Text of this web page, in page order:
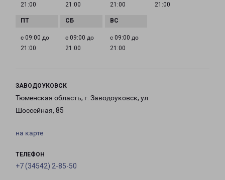
21:00
21:00
21:00
21:00
с 09:00 до
21:00
с 09:00 до
21:00
с 09:00 до
21:00
ЗАВОДОУКОВСК
Тюменская область, г. Заводоуковск, ул.
Шоссейная, 85
на карте
ТЕЛЕФОН
+7 (34542) 2-85-50